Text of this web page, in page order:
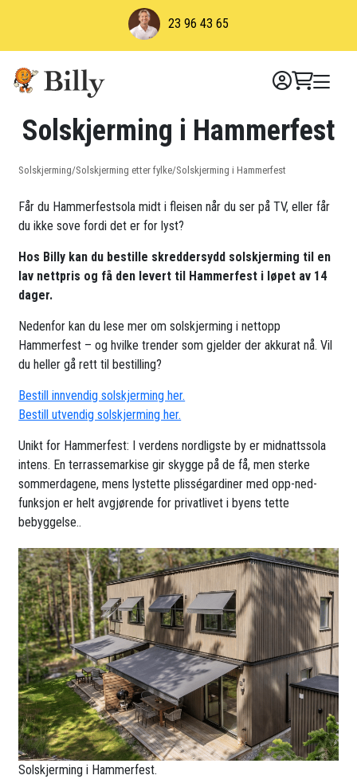
23 96 43 65
Solskjerming i Hammerfest
Solskjerming/Solskjerming etter fylke/Solskjerming i Hammerfest
Får du Hammerfestsola midt i fleisen når du ser på TV, eller får
du ikke sove fordi det er for lyst?
Hos Billy kan du bestille skreddersydd solskjerming til en
lav nettpris og få den levert til Hammerfest i løpet av 14
dager.
Nedenfor kan du lese mer om solskjerming i nettopp
Hammerfest – og hvilke trender som gjelder der akkurat nå. Vil
du heller gå rett til bestilling?
Bestill innvendig solskjerming her.
Bestill utvendig solskjerming her.
Unikt for Hammerfest: I verdens nordligste by er midnattssola
intens. En terrassemarkise gir skygge på de få, men sterke
sommerdagene, mens lystette plisségardiner med opp-ned-
funksjon er helt avgjørende for privatlivet i byens tette
bebyggelse..
Solskjerming i Hammerfest.